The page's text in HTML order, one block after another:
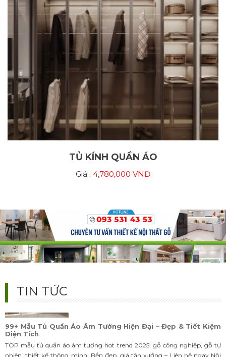
TỦ KÍNH QUẦN ÁO
Giá : 4,780,000 VNĐ
TIN TỨC
99+ Mẫu Tủ Quần Áo Cánh Trượt Hiện Đại 2025 – Đẹp,
Sang, Siêu Tiết Kiệm
Bộ sưu tập tủ quần áo cánh trượt đẹp nhất 2025. Thiết kế hiện đại, đa
dạng chất liệu, tối ưu không gian nhỏ. Bền đẹp – sang trọng – giá xưởng.
Liên hệ tư vấn & báo giá chi tiết hôm nay!
Xưởng 2025
Nội Thất Bảo Nam – Xưởng thi công nội thất trọn gói giá tận xưởng.
Cam kết đẹp, bền, tiết kiệm đến 30%. Nhận thiết kế & thi công chung cư,
nhà phố, biệt thự. Liên hệ ngay!
TOP mẫu tủ quần áo âm tường hot trend 2025: gỗ công nghiệp, gỗ tự
nhiên, thiết kế thông minh. Bền đẹp, giá tận xưởng – Liên hệ ngay Nội
Thất Bảo Nam!